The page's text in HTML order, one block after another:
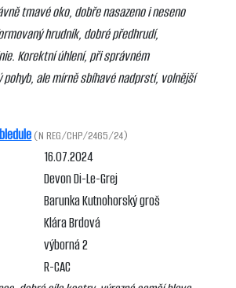
tmavé oko, dobře nasazeno i neseno
hrudník, dobré předhrudí,
Korektní úhlení, při správném
pohyb, ale mírně sbíhavé nadprstí, volnější
(N REG/CHP/2465/24)
16.07.2024
Devon Di-Le-Grej
Barunka Kutnohorský groš
Klára Brdová
výborná 2
R-CAC